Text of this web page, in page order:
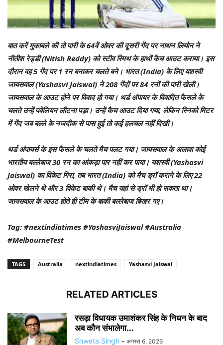
बात करें मुकाबले की तो पारी के 64वें ओवर की दूसरी गेंद पर नाथन लियोन ने
नीतीश रेड्डी (Nitish Reddy) को स्टीव स्मिथ के हाथों कैच आउट कराया। इस
दौरान वह 5 गेंद पर 1 रन बनाकर चलते बने। भारत (India) के लिए यशस्वी
जायसवाल (Yashasvi Jaiswal) ने 208 गेंदों पर 84 रनों की पारी खेली।
जायसवाल के आउट होने पर विवाद हो गया। थर्ड अंपायर के विवादित फैसले के
चलते उन्हें पवेलियन लौटना पड़ा। उन्हें कैच आउट दिया गया, लेकिन स्निको मिटर
में गेंद जब बल्ले के नजदीक से पास हुई तो कई हलचल नहीं दिखी।
थर्ड अंपायर्स के इस फैसले के चलते मैच पलट गया। जायसवाल के अलावा कोई
भारतीय बल्लेबाज 30 रन का आंकड़ा पार नहीं कर पाया। यशस्वी (Yashasvi
Jaiswal) का विकेट गिरा, तब भारत (India) को मैच ड्रॉ कराने के लिए 22
ओवर खेलने थे और 3 विकेट बाकी थे। मैच यहां से ड्रॉ भी हो सकता था।
जायसवाल के आउट होते ही टीम के बाकी बल्लेबाज बिखर गए।
Tag: #nextindiatimes #YashasviJaiswal #Australia
#MelbourneTest
TAGS Australia nextindiatimes Yashasvi Jaiswal
RELATED ARTICLES
रसड़ा विधायक उमाशंकर सिंह के निधन के बाद
अब कौन संभालेगा...
Shweta Singh - अगस्त 6, 2026